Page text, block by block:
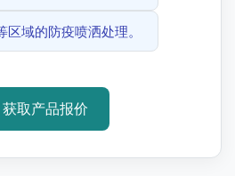
域的防疫喷洒处理。
获取产品报价